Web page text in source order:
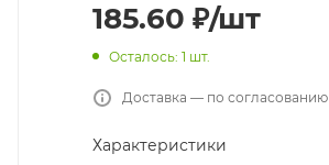
185.60 ₽/шт
Осталось: 1 шт.
Доставка — по согласованию
Характеристики